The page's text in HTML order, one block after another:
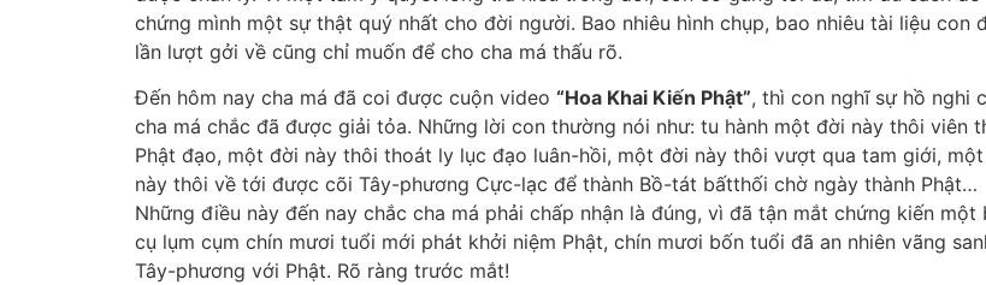
chứng mình một sự thật quý nhất cho đời người. Bao nhiêu hình chụp, bao nhiêu tài liệu con
lần lượt gởi về cũng chỉ muốn để cho cha má thấu rõ.
Đến hôm nay cha má đã coi được cuộn video “Hoa Khai Kiến Phật”, thì con nghĩ sự hồ nghi
cha má chắc đã được giải tỏa. Những lời con thường nói như: tu hành một đời này thôi viên
Phật đạo, một đời này thôi thoát ly lục đạo luân-hồi, một đời này thôi vượt qua tam giới,
này thôi về tới được cõi Tây-phương Cực-lạc để thành Bồ-tát bấtthối chờ ngày thành Phật…
Những điều này đến nay chắc cha má phải chấp nhận là đúng, vì đã tận mắt chứng kiến một
cụ lụm cụm chín mươi tuổi mới phát khởi niệm Phật, chín mươi bốn tuổi đã an nhiên vãng
Tây-phương với Phật. Rõ ràng trước mắt!